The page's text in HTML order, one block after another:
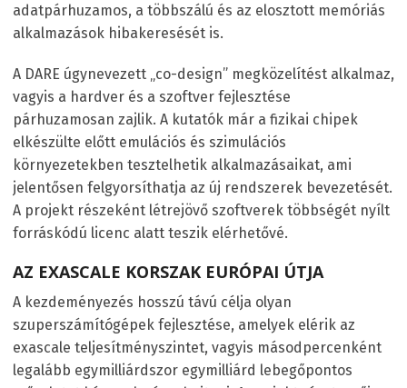
adatpárhuzamos, a többszálú és az elosztott memóriás
alkalmazások hibakeresését is.
A DARE úgynevezett „co-design” megközelítést alkalmaz,
vagyis a hardver és a szoftver fejlesztése
párhuzamosan zajlik. A kutatók már a fizikai chipek
elkészülte előtt emulációs és szimulációs
környezetekben tesztelhetik alkalmazásaikat, ami
jelentősen felgyorsíthatja az új rendszerek bevezetését.
A projekt részeként létrejövő szoftverek többségét nyílt
forráskódú licenc alatt teszik elérhetővé.
AZ EXASCALE KORSZAK EURÓPAI ÚTJA
A kezdeményezés hosszú távú célja olyan
szuperszámítógépek fejlesztése, amelyek elérik az
exascale teljesítményszintet, vagyis másodpercenként
legalább egymilliárdszor egymilliárd lebegőpontos